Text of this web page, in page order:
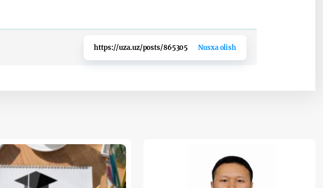
https://uza.uz/posts/865305 Nusxa olish